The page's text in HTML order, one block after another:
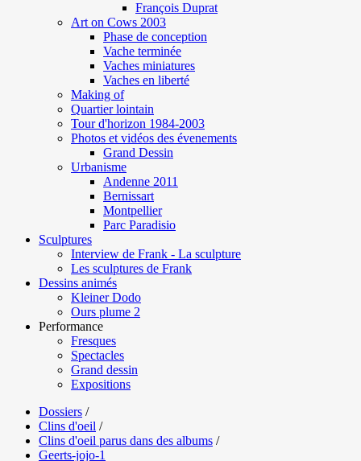
François Duprat
Art on Cows 2003
Phase de conception
Vache terminée
Vaches miniatures
Vaches en liberté
Making of
Quartier lointain
Tour d'horizon 1984-2003
Photos et vidéos des évenements
Grand Dessin
Urbanisme
Andenne 2011
Bernissart
Montpellier
Parc Paradisio
Sculptures
Interview de Frank - La sculpture
Les sculptures de Frank
Dessins animés
Kleiner Dodo
Ours plume 2
Performance
Fresques
Spectacles
Grand dessin
Expositions
Dossiers /
Clins d'oeil /
Clins d'oeil parus dans des albums /
Geerts-jojo-1